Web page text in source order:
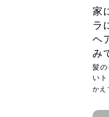
家
ラ
ヘ
み
髪
い
ない
かえ